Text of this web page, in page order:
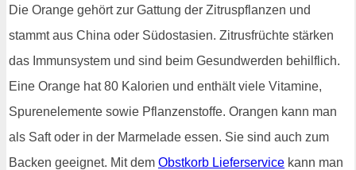
Die Orange gehört zur Gattung der Zitruspflanzen und
stammt aus China oder Südostasien. Zitrusfrüchte stärken
das Immunsystem und sind beim Gesundwerden behilflich.
Eine Orange hat 80 Kalorien und enthält viele Vitamine,
Spurenelemente sowie Pflanzenstoffe. Orangen kann man
als Saft oder in der Marmelade essen. Sie sind auch zum
Backen geeignet. Mit dem Obstkorb Lieferservice kann man